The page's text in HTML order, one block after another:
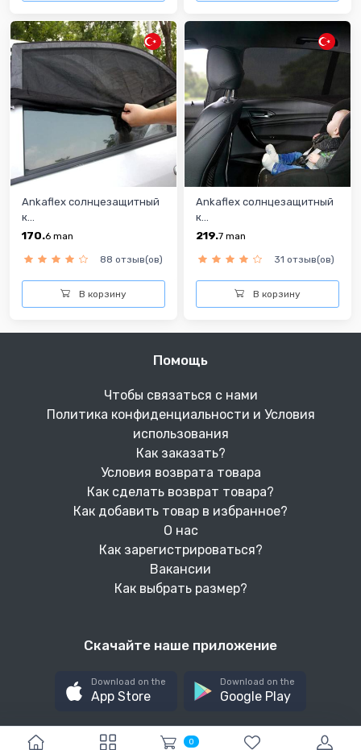
Ankaflex солнцезащитный
к...
170.6 man
88 отзыв(ов)
В корзину
Ankaflex солнцезащитный
к...
219.7 man
31 отзыв(ов)
В корзину
0
Помощь
Чтобы связаться с нами
Политика конфиденциальности и Условия
использования
Как заказать?
Условия возврата товара
Как сделать возврат товара?
Как добавить товар в избранное?
О нас
Как зарегистрироваться?
Вакансии
Как выбрать размер?
Скачайте наше приложение
Download on the
App Store
Download on the
Google Play